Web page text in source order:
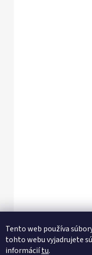
Tento web používa
tohto webu vyjadrujete
informáciítu.